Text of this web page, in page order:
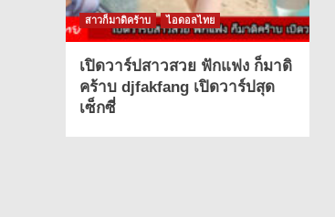
สาวก็มาดิคร้าบ ไอดอลไทย
เปิดวาร์ปสาวสวย ฟักแฟง ก็มาดิ
คร้าบ djfakfang เปิดวาร์ปสุด
เซ็กซี่